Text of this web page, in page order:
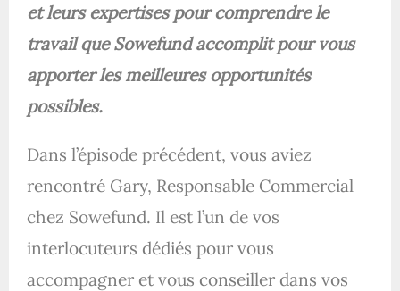
et leurs expertises pour comprendre le
travail que Sowefund accomplit pour vous
apporter les meilleures opportunités
possibles.
Dans l’épisode précédent, vous aviez
rencontré Gary, Responsable Commercial
chez Sowefund. Il est l’un de vos
interlocuteurs dédiés pour vous
accompagner et vous conseiller dans vos